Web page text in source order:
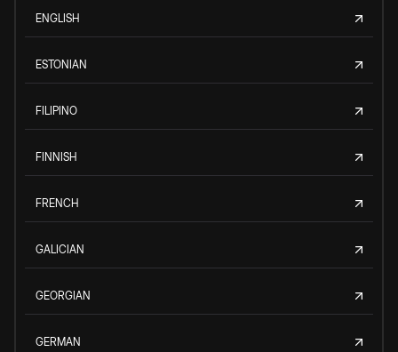
ENGLISH
ESTONIAN
FILIPINO
FINNISH
FRENCH
GALICIAN
GEORGIAN
GERMAN